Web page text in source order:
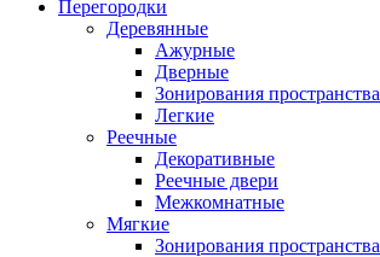
Перегородки
Деревянные
Ажурные
Дверные
Зонирования пространства
Легкие
Реечные
Декоративные
Реечные двери
Межкомнатные
Мягкие
Зонирования пространства